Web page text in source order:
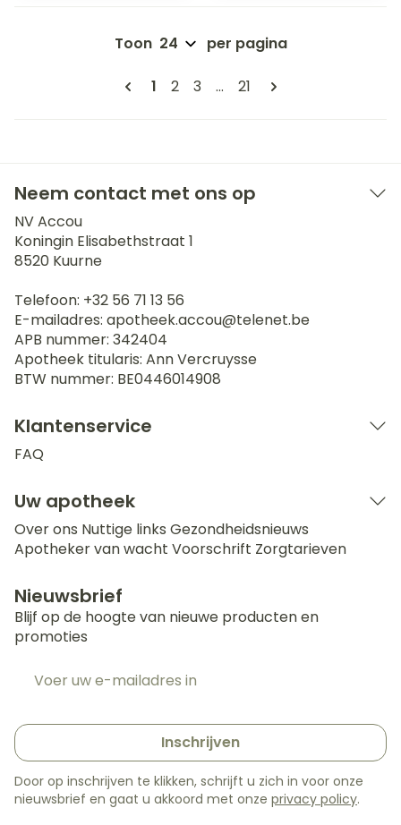
Pagina's
U lees momenteel pagina
1 Pagina
2 Pagina
3 ... Pagina
21
Toon per pagina
Neem contact met ons op
NV Accou
Koningin Elisabethstraat 1
8520 Kuurne
Telefoon: +32 56 71 13 56
E-mailadres: apotheek.accou@telenet.be
APB nummer: 342404
Apotheek titularis: Ann Vercruysse
BTW nummer: BE0446014908
Klantenservice
FAQ
Uw apotheek
Over ons Nuttige links Gezondheidsnieuws
Apotheker van wacht Voorschrift Zorgtarieven
Nieuwsbrief
Blijf op de hoogte van nieuwe producten en
promoties
Inschrijven
Door op inschrijven te klikken, schrijft u zich in voor onze
nieuwsbrief en gaat u akkoord met onze privacy policy.